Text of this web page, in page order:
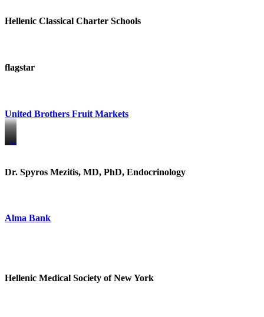
Hellenic Classical Charter Schools
flagstar
United Brothers Fruit Markets
https://www.unitedbrothersfruitmarkets.com/
https://www.unitedbrothersfruitmarkets.com/
Dr. Spyros Mezitis, MD, PhD, Endocrinology
Alma Bank
Hellenic Medical Society of New York